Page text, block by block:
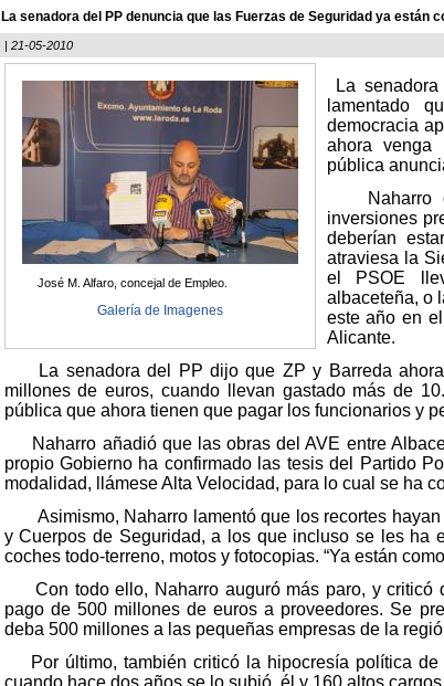
La senadora del PP denuncia que las Fuerzas de Seguridad ya están
| 21-05-2010
José M. Alfaro, concejal de Empleo.
Galería de Imagenes
La
lamentado
democracia
ahora venga
pública
Naharro
inversiones
deberían
atraviesa la
el PSOE
albaceteña, o
este año en
Alicante.
La senadora del PP dijo que ZP y Barreda ahora
millones de euros, cuando llevan gastado más de
pública que ahora tienen que pagar los funcionarios y
Naharro añadió que las obras del AVE entre
propio Gobierno ha confirmado las tesis del Partido
modalidad, llámese Alta Velocidad, para lo cual se ha
Asimismo, Naharro lamentó que los recortes
y Cuerpos de Seguridad, a los que incluso se les ha
coches todo-terreno, motos y fotocopias. “Ya están
Con todo ello, Naharro auguró más paro, y criticó
pago de 500 millones de euros a proveedores. Se
deba 500 millones a las pequeñas empresas de la
Por último, también criticó la hipocresía política de
cuando hace dos años se lo subió, él y 160 altos